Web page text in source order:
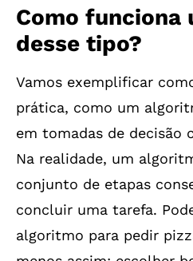
Como funciona
desse tipo?
Vamos exemplificar
prática, como um
em tomadas de decisão
Na realidade, um
conjunto de etapas
concluir uma tarefa.
algoritmo para pedir